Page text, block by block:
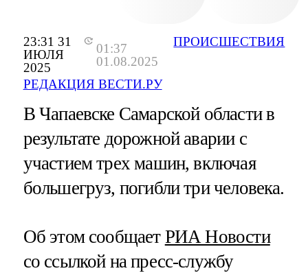
23:31 31
ИЮЛЯ
2025
01:37
01.08.2025
РЕДАКЦИЯ ВЕСТИ.РУ
ПРОИСШЕСТВИЯ
В Чапаевске Самарской области в
результате дорожной аварии с
участием трех машин, включая
большегруз, погибли три человека.
Об этом сообщает РИА Новости
со ссылкой на пресс-службу